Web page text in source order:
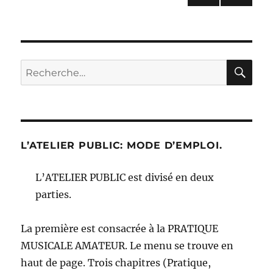
publications
ANT
E
Recherche
pour :
L’ATELIER PUBLIC: MODE D’EMPLOI.
L’ATELIER PUBLIC est divisé en deux
parties.
La première est consacrée à la PRATIQUE
MUSICALE AMATEUR. Le menu se trouve en
haut de page. Trois chapitres (Pratique,